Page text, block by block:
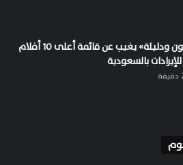
«شمشون ودليلة» يغيب عن قائمة أعلى 10 أفلام
بالسعودية